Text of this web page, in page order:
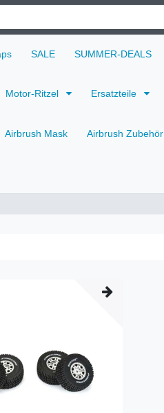
SALE SUMMER-DEALS
Motor-Ritzel Ersatzteile
Airbrush Mask Airbrush Zubehör